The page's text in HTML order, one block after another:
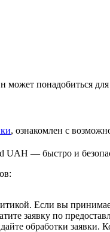
понадобиться
, ознакомлен с
UAH — быстро и
Если вы
заявку по
обработки заявки.